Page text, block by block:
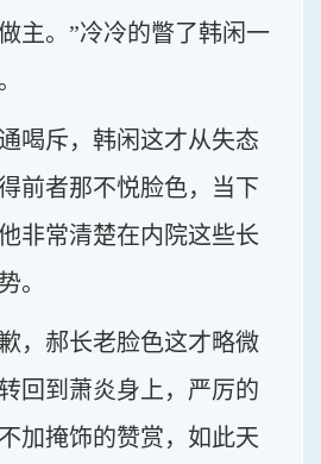
主。”冷冷的瞥了韩闲一
喝斥，韩闲这才从失态
前者那不悦脸色，当下
非常清楚在内院这些长
。
，郝长老脸色这才略微
回到萧炎身上，严厉的
加掩饰的赞赏，如此天